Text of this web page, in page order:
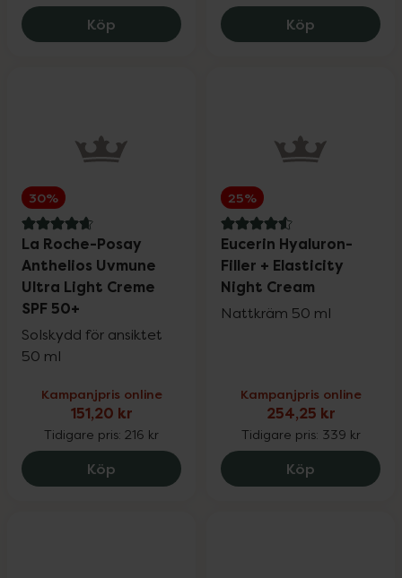
Wartner
Wella Professionals
Wellibites
Wild 15%
Nailner och Wortie
Vårt eget varumärke 25%
Solskydd Upp till 30%
Köp Medicube Collagen Night Wrapping
Köp Nyttoteket
30%
4.8 av 5 i omdöme
La Roche-Posay
Anthelios Uvmune
Ultra Light Creme
SPF 50+
Solskydd för ansiktet
50 ml
Kampanjpris online
151,20 kr
Tidigare pris: 216 kr
Köp La Roche-Posay Anthelios Uvmune
25%
4.6 av 5 i omdöme
Eucerin Hyaluron-
Filler + Elasticity
Night Cream
Nattkräm 50 ml
Kampanjpris online
254,25 kr
Tidigare pris: 339 kr
Köp Eucerin